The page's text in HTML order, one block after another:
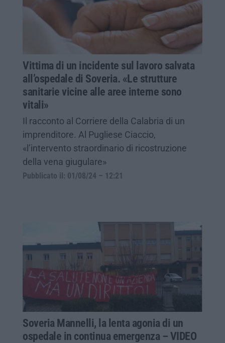
Vittima di un incidente sul lavoro salvata
all’ospedale di Soveria. «Le strutture
sanitarie vicine alle aree interne sono
vitali»
Il racconto al Corriere della Calabria di un
imprenditore. Al Pugliese Ciaccio,
«l’intervento straordinario di ricostruzione
della vena giugulare»
Pubblicato il: 01/08/24 – 12:21
Soveria Mannelli, la lenta agonia di un
ospedale in continua emergenza – VIDEO